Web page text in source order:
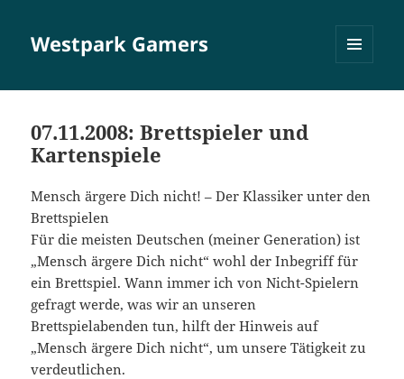
Westpark Gamers
07.11.2008: Brettspieler und
Kartenspiele
Mensch ärgere Dich nicht! – Der Klassiker unter den
Brettspielen
Für die meisten Deutschen (meiner Generation) ist
„Mensch ärgere Dich nicht“ wohl der Inbegriff für
ein Brettspiel. Wann immer ich von Nicht-Spielern
gefragt werde, was wir an unseren
Brettspielabenden tun, hilft der Hinweis auf
„Mensch ärgere Dich nicht“, um unsere Tätigkeit zu
verdeutlichen.